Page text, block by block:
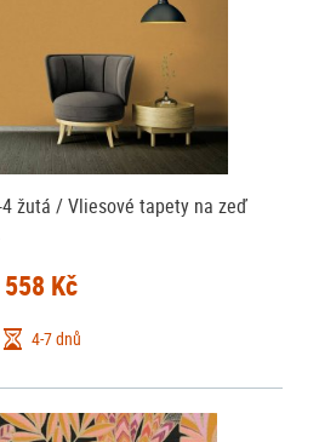
žutá / Vliesové tapety na zeď
558 Kč
4-7 dnů